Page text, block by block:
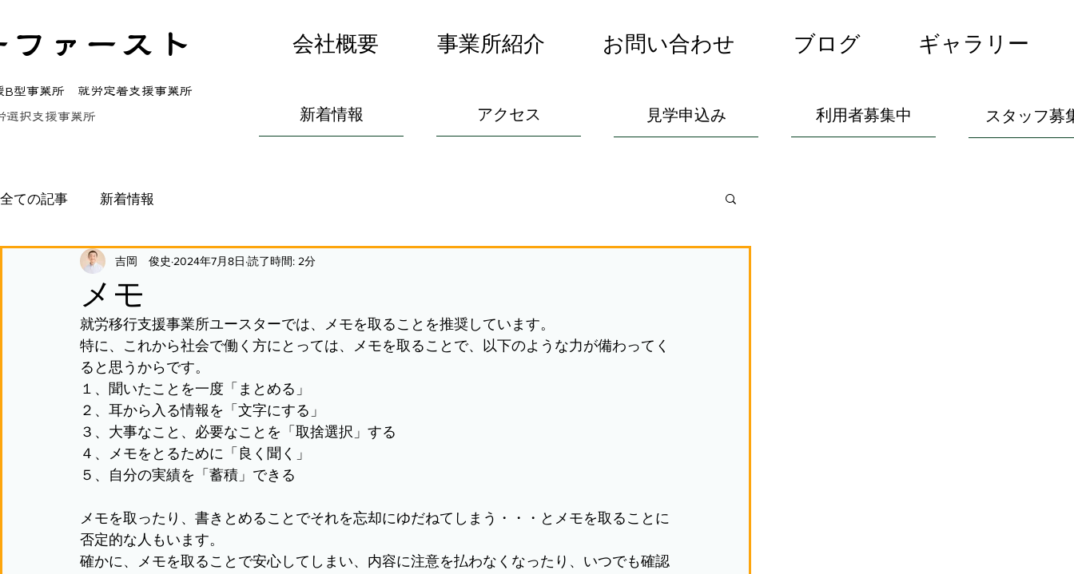
ァースト
型事業所 就労定着支援事業所
択支援事業所
会社概要 事業所紹介 お問い合わせ ブログ ギャラリー
新着情報 アクセス 見学申込み 利用者募集中 スタッフ募
全ての記事 新着情報
メモ
吉岡 俊史 2024年7月8日 読了時間: 2分
就労移行支援事業所ユースターでは、メモを取ることを推奨しています。
特に、これから社会で働く方にとっては、メモを取ることで、以下のような力が備わってく
ると思うからです。
１、聞いたことを一度「まとめる」
２、耳から入る情報を「文字にする」
３、大事なこと、必要なことを「取捨選択」する
４、メモをとるために「良く聞く」
５、自分の実績を「蓄積」できる
メモを取ったり、書きとめることでそれを忘却にゆだねてしまう・・・とメモを取ることに
否定的な人もいます。
確かに、メモを取ることで安心してしまい、内容に注意を払わなくなったり、いつでも確認